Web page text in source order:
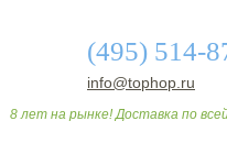
(495) 514-
info@tophop.ru
8 лет на рынке! Доставка по